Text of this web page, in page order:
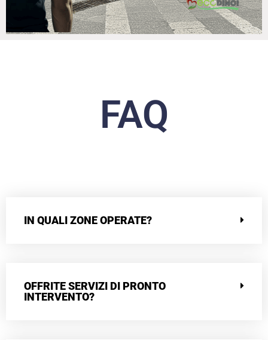
FAQ
IN QUALI ZONE OPERATE?
OFFRITE SERVIZI DI PRONTO
INTERVENTO?